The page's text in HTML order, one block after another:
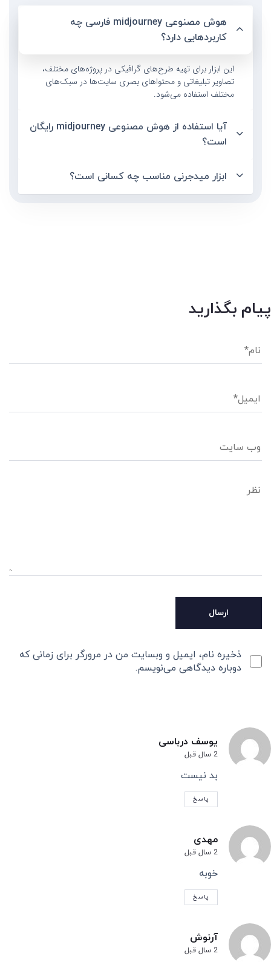
هوش مصنوعی midjourney فارسی چه
کاربردهایی دارد؟
این ابزار برای تهیه طرح‌های گرافیکی در پروژه‌های مختلف،
تصاویر تبلیغاتی و محتواهای بصری سایت‌ها در سبک‌های
مختلف استفاده می‌شود.
آیا استفاده از هوش مصنوعی midjourney رایگان
است؟
ابزار میدجرنی مناسب چه کسانی است؟
پیام بگذارید
ذخیره نام، ایمیل و وبسایت من در مرورگر برای زمانی که
دوباره دیدگاهی می‌نویسم.
یوسف درباسی
2 سال قبل
بد نیست
پاسخ
مهدی
2 سال قبل
خوبه
پاسخ
آرنوش
2 سال قبل